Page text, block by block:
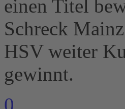
einen Titel
Schreck
HSV weiter
gewinnt.
0